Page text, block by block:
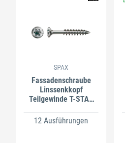
SPAX
Fassadenschraube
Linssenkkopf
Teilgewinde T-STAR
12 Ausführungen